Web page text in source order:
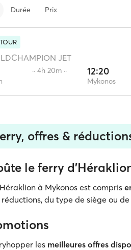
Durée Prix
JET
·· 4h 20m ·· 12:20
Mykonos
offres &
le ferry
à Mykonos est compris
du type de siège ou
les meilleures offres